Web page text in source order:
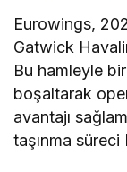
Eurowings,
Gatwick
Bu hamleyle
boşaltarak
avantajı
taşınma